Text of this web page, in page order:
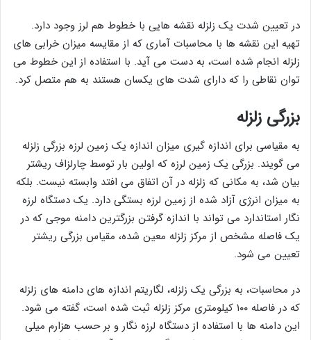
در تعیین شدت یک زلزله نقشه هایی با خطوط هم لرز وجود دارد.
تهیه این نقشه ها با محاسبات آماری که از مقایسه میزان خرابی های
زلزله انجام شده است، به دست می آید. با استفاده از این خطوط می
توان نقاطی را که دارای شدت های یکسان هستند به هم متصل کرد.
بزرگی زلزله
به مقیاسی برای اندازه گیری میزان اندازه یک زمین لرزه بزرگی زلزله
می گویند. بزرگی یک زمین لرزه که اولین بار توسط چارلزاف ریشتر
بیان شد، به مکانی که زلزله در آن اتفاق می افتد وابسته نیست. بلکه
به میزان انرژی آزاد شده از زمین لرزه بستگی دارد. یک دستگاه لرزه
نگار استاندارد می تواند با اندازه گرفتن بزرگترین دامنه موجی که در
یک فاصله مشخص از مرکز زلزله معین شده، مقیاس بزرگی ریشتر
تعیین می شود.
در محاسبات، به بزرگی یک زلزله، لگاریتم اندازه های دامنه های زلزله
که در فاصله ۱۰۰ کیلومتری مرکز زلزله ثبت شده است، گفته می شود.
این دامنه ها با استفاده از دستگاه لرزه نگار و بر حسب هزارم میلی